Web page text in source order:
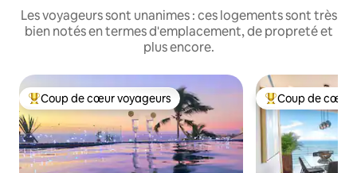
Les voyageurs sont unanimes : ces logements sont très
bien notés en termes d'emplacement, de propreté et
plus encore.
Coups de cœur voyageurs les plus appréciés
Coup de cœur voyageurs Coups de cœur
Coup de cœur